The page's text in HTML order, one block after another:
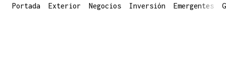
Portada Exterior Negocios Inversión Emergentes